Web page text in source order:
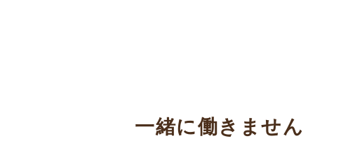
一緒に働きません